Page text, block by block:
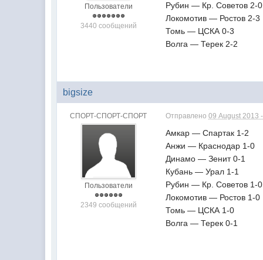
Пользователи
3440 сообщений
Рубин — Кр. Советов 2-0
Локомотив — Ростов 2-3
Томь — ЦСКА 0-3
Волга — Терек 2-2
bigsize
СПОРТ-СПОРТ-СПОРТ
Пользователи
2349 сообщений
Отправлено09 August 2013
Амкар — Спартак 1-2
Анжи — Краснодар 1-0
Динамо — Зенит 0-1
Кубань — Урал 1-1
Рубин — Кр. Советов 1-0
Локомотив — Ростов 1-0
Томь — ЦСКА 1-0
Волга — Терек 0-1